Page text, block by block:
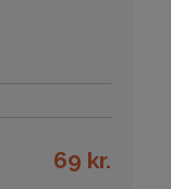
69 kr.